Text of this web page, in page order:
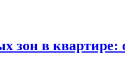
зон в квартире: